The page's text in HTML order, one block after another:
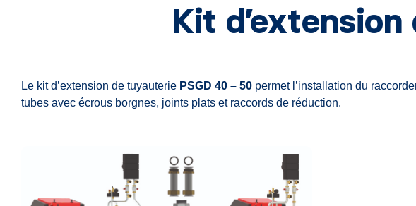
Kit
Le kit d’extension de tuyauterie PSGD 40 – 50 permet l’installation du
tubes avec écrous borgnes, joints plats et raccords de réduction.